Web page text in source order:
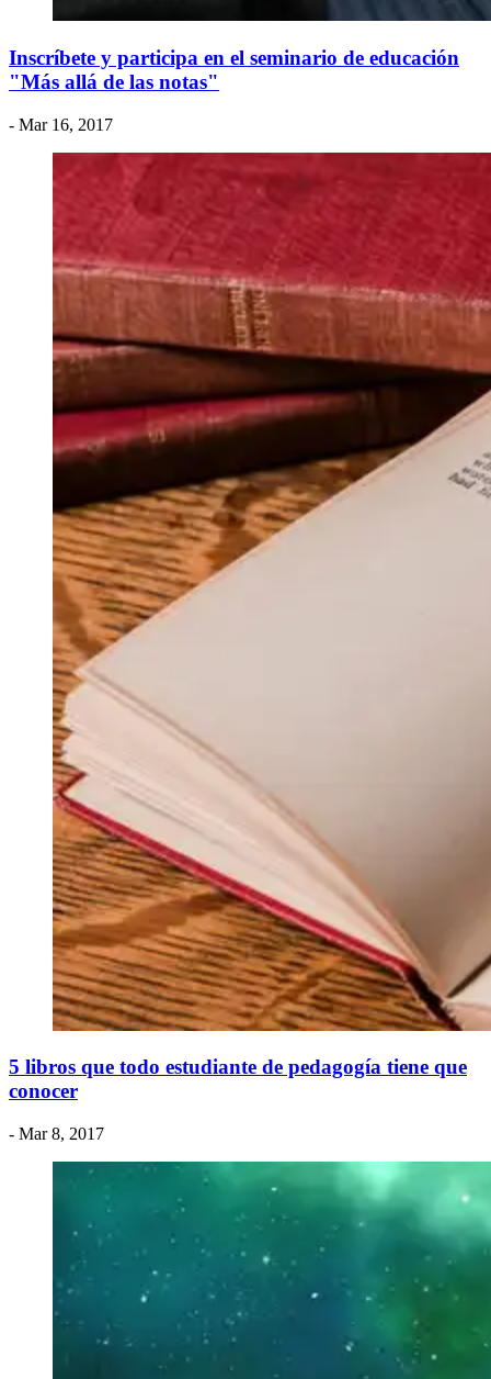
Inscríbete y participa en el seminario de educación
"Más allá de las notas"
- Mar 16, 2017
5 libros que todo estudiante de pedagogía tiene que
conocer
- Mar 8, 2017